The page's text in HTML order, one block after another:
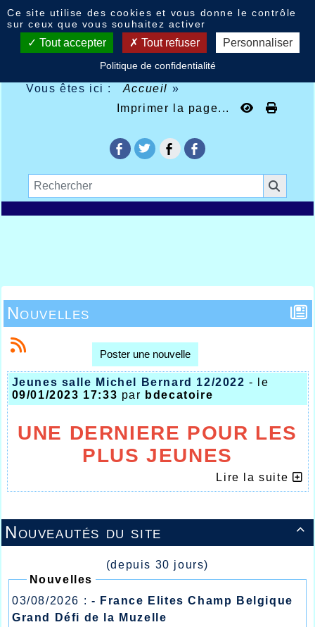
Vous êtes ici : Accueil »
Imprimer la page...

Nouveautés du site
(depuis 30 jours)
Nouvelles
03/08/2026 : - France Elites Champ Belgique
Grand Défi de la Muzelle
Nouvelles
Poster une nouvelle
Jeunes salle Michel Bernard 12/2022 - le
09/01/2023 17:33 par bdecatoire
UNE DERNIERE POUR LES
PLUS JEUNES
Lire la suite
Ce site utilise des cookies et vous donne le contrôle
sur ceux que vous souhaitez activer
Tout accepter Tout refuser Personnaliser
Politique de confidentialité